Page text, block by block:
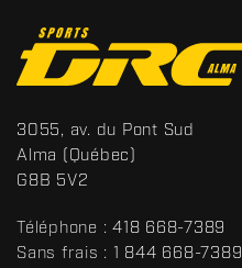
o
n
t
a
c
t
S
p
o
t
s
3055, av. du Pont Sud
Alma (Québec)
G8B 5V2
Téléphone : 418 668-7389
Sans frais : 1 844 668-7389